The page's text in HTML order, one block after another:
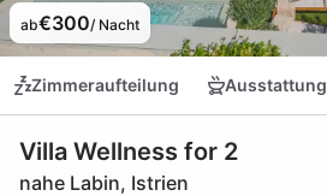
ab€300/ Nacht
Zimmeraufteilung Ausstattung
Villa Wellness for 2
nahe Labin, Istrien